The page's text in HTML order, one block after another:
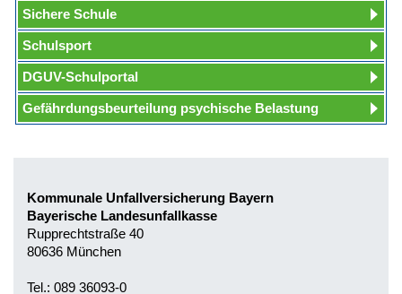
Sichere Schule
Schulsport
DGUV-Schulportal
Gefährdungsbeurteilung psychische Belastung
Kommunale Unfallversicherung Bayern
Bayerische Landesunfallkasse
Rupprechtstraße 40
80636 München
Tel.: 089 36093-0